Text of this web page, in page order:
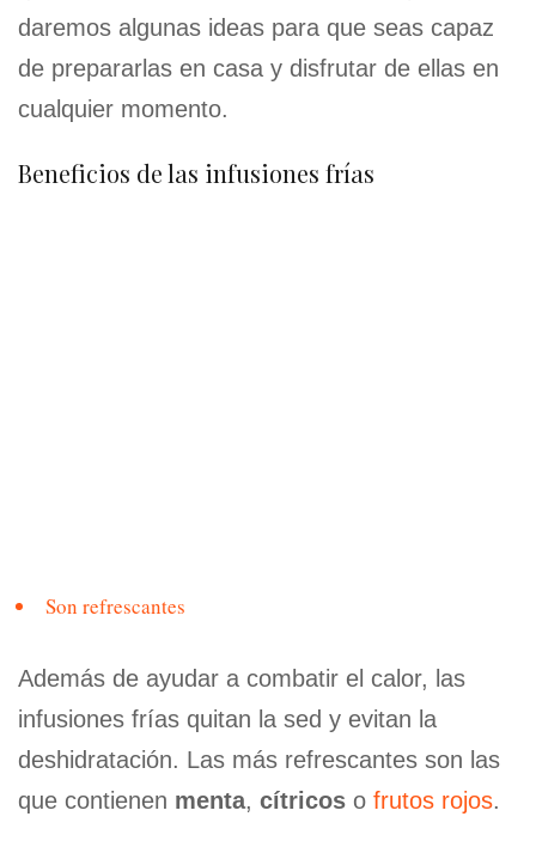
daremos algunas ideas para que seas capaz
de prepararlas en casa y disfrutar de ellas en
cualquier momento.
Beneficios de las infusiones frías
Son refrescantes
Además de ayudar a combatir el calor, las
infusiones frías quitan la sed y evitan la
deshidratación. Las más refrescantes son las
que contienen menta, cítricos o frutos rojos.